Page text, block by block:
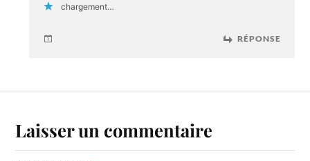
chargement…
RÉPONSE
Laisser un commentaire